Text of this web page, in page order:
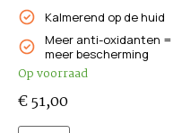
Kalmerend op de huid
Meer anti-oxidanten =
meer bescherming
Op voorraad
€51,00